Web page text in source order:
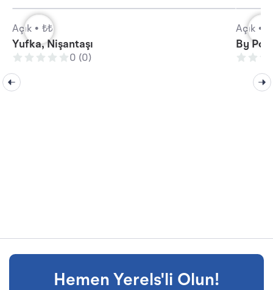
Açık • ₺₺
Yufka, Nişantaşı
0 (0)
Açık •
By
Hemen Yerels'li Olun!